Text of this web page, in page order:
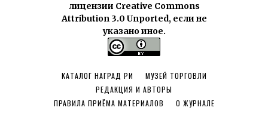
лицензии Creative Commons
Attribution 3.0 Unported, если не
указано иное.
КАТАЛОГ НАГРАД РИ
МУЗЕЙ ТОРГОВЛИ
РЕДАКЦИЯ И АВТОРЫ
ПРАВИЛА ПРИЁМА МАТЕРИАЛОВ
О ЖУРНАЛЕ